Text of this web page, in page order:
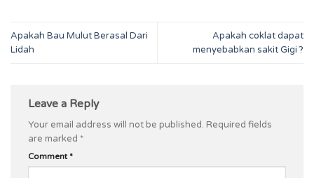
Apakah Bau Mulut Berasal Dari
Lidah
Apakah coklat dapat
menyebabkan sakit Gigi ?
Leave a Reply
Your email address will not be published. Required fields
are marked *
Comment *